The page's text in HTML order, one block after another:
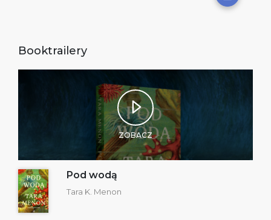
Booktrailery
ZOBACZ
Pod wodą
Tara K. Menon